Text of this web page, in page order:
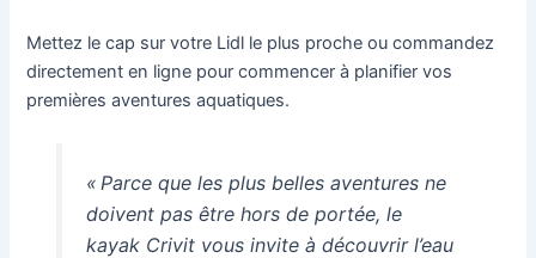
Mettez le cap sur votre Lidl le plus proche ou commandez
directement en ligne pour commencer à planifier vos
premières aventures aquatiques.
« Parce que les plus belles aventures ne
doivent pas être hors de portée, le
kayak Crivit vous invite à découvrir l’eau